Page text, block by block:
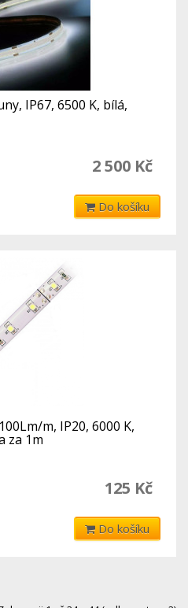
IP67, 6500 K, bílá,
2 500 Kč
Do košíku
m, IP20, 6000 K,
za 1m
125 Kč
Do košíku